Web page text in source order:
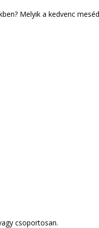
Melyik a kedvenc
csoportosan.